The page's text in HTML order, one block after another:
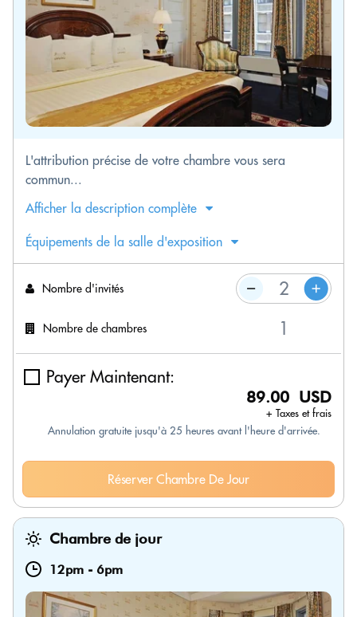
L'attribution précise de votre chambre vous sera
commun...
Afficher la description complète
Équipements de la salle d'exposition
Nombre d'invités
Nombre de chambres
Payer Maintenant:
89.00 USD
+ Taxes et frais
Annulation gratuite jusqu'à 25 heures avant l'heure d'arrivée.
Réserver Chambre De Jour
Chambre de jour
12pm - 6pm